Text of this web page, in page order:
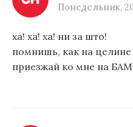
Понедельник,
ха! ха! ха! ни за што!
помнишь, как на целине
приезжай ко мне на